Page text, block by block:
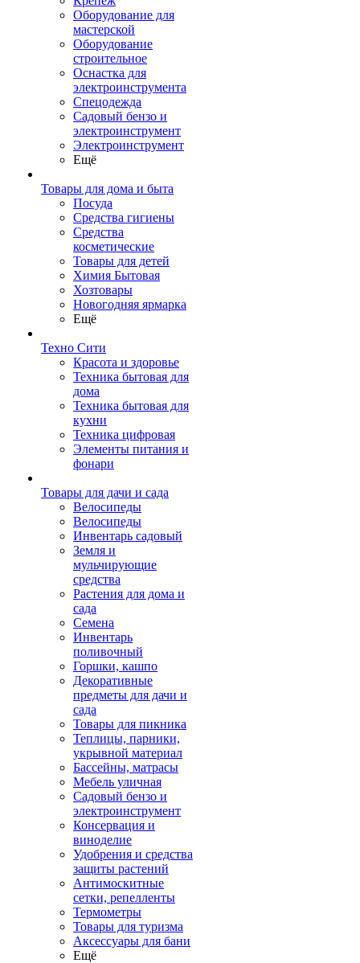
Оборудование для
мастерской
Оборудование
строительное
Оснастка для
электроинструмента
Спецодежда
Садовый бензо и
электроинструмент
Электроинструмент
Ещё
Товары для дома и быта
Посуда
Средства гигиены
Средства
косметические
Товары для детей
Химия Бытовая
Хозтовары
Новогодняя ярмарка
Ещё
Техно Сити
Красота и здоровье
Техника бытовая для
дома
Техника бытовая для
кухни
Техника цифровая
Элементы питания и
фонари
Товары для дачи и сада
Велосипеды
Велосипеды
Инвентарь садовый
Земля и
мульчирующие
средства
Растения для дома и
сада
Семена
Инвентарь
поливочный
Горшки, кашпо
Декоративные
предметы для дачи и
сада
Товары для пикника
Теплицы, парники,
укрывной материал
Бассейны, матрасы
Мебель уличная
Садовый бензо и
электроинструмент
Консервация и
виноделие
Удобрения и средства
защиты растений
Антимоскитные
сетки, репелленты
Термометры
Товары для туризма
Аксессуары для бани
Ещё